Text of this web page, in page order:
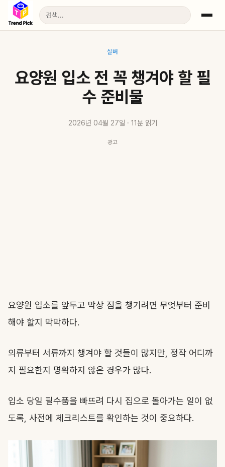
실버
요양원 입소 전 꼭 챙겨야 할 필
수 준비물
2026년 04월 27일 · 11분 읽기
광고
요양원 입소를 앞두고 막상 짐을 챙기려면 무엇부터 준비
해야 할지 막막하다.
의류부터 서류까지 챙겨야 할 것들이 많지만, 정작 어디까
지 필요한지 명확하지 않은 경우가 많다.
입소 당일 필수품을 빠뜨려 다시 집으로 돌아가는 일이 없
도록, 사전에 체크리스트를 확인하는 것이 중요하다.